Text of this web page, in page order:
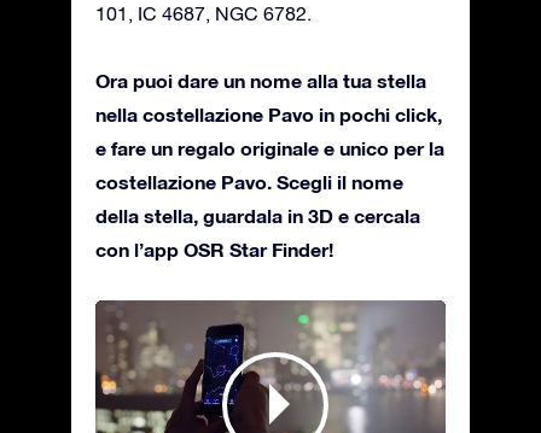
101, IC 4687, NGC 6782.
Ora puoi dare un nome alla tua stella
nella costellazione Pavo in pochi click,
e fare un regalo originale e unico per la
costellazione Pavo. Scegli il nome
della stella, guardala in 3D e cercala
con l’app OSR Star Finder!